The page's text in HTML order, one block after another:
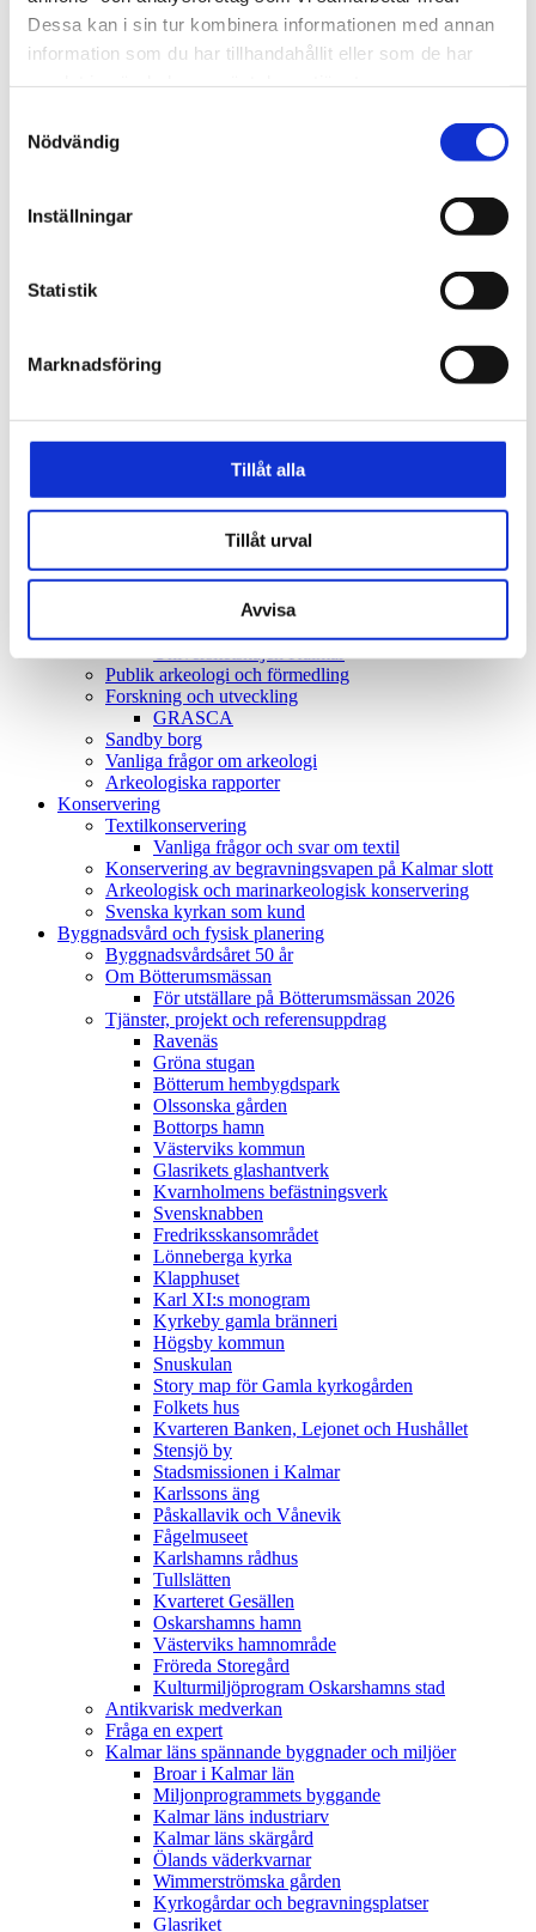
Dessa kan i sin tur kombinera informationen med annan
information som du har tillhandahållit eller som de har
Nödvändig
Inställningar
Statistik
Marknadsföring
Tillåt alla
Tillåt urval
Avvisa
Lokala platser
Kartor & guider
Story maps
Ljudkartor
Sök i samlingarna
Restaurang & Kafé Ångkvarnen
Äppelpajveckan
Skapande skola
Skolprogram inom KLaB
Tidsresor
Skolbesök på museet
Museiarkeologi sydost
Öjaby gravfält
Tjänster och referensuppdrag
Solberga, Köpingsvik
Båtsmanstorpet Mönsterås-Timmernabben
Publik arkeologi och förmedling
Forskning och utveckling
GRASCA
Sandby borg
Vanliga frågor om arkeologi
Arkeologiska rapporter
Konservering
Textilkonservering
Vanliga frågor och svar om textil
Konservering av begravningsvapen på Kalmar slott
Arkeologisk och marinarkeologisk konservering
Svenska kyrkan som kund
Byggnadsvård och fysisk planering
Byggnadsvårdsåret 50 år
Om Bötterumsmässan
För utställare på Bötterumsmässan 2026
Tjänster, projekt och referensuppdrag
Ravenäs
Gröna stugan
Bötterum hembygdspark
Olssonska gården
Bottorps hamn
Västerviks kommun
Glasrikets glashantverk
Kvarnholmens befästningsverk
Svensknabben
Fredriksskansområdet
Lönneberga kyrka
Klapphuset
Karl XI:s monogram
Kyrkeby gamla bränneri
Högsby kommun
Snuskulan
Story map för Gamla kyrkogården
Folkets hus
Kvarteren Banken, Lejonet och Hushållet
Stensjö by
Stadsmissionen i Kalmar
Karlssons äng
Påskallavik och Vånevik
Fågelmuseet
Karlshamns rådhus
Tullslätten
Kvarteret Gesällen
Oskarshamns hamn
Västerviks hamnområde
Fröreda Storegård
Kulturmiljöprogram Oskarshamns stad
Antikvarisk medverkan
Fråga en expert
Kalmar läns spännande byggnader och miljöer
Broar i Kalmar län
Miljonprogrammets byggande
Kalmar läns industriarv
Kalmar läns skärgård
Ölands väderkvarnar
Wimmerströmska gården
Kyrkogårdar och begravningsplatser
Glasriket